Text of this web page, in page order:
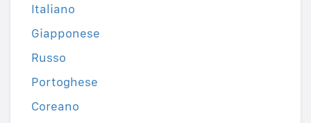
Italiano
Giapponese
Russo
Portoghese
Coreano